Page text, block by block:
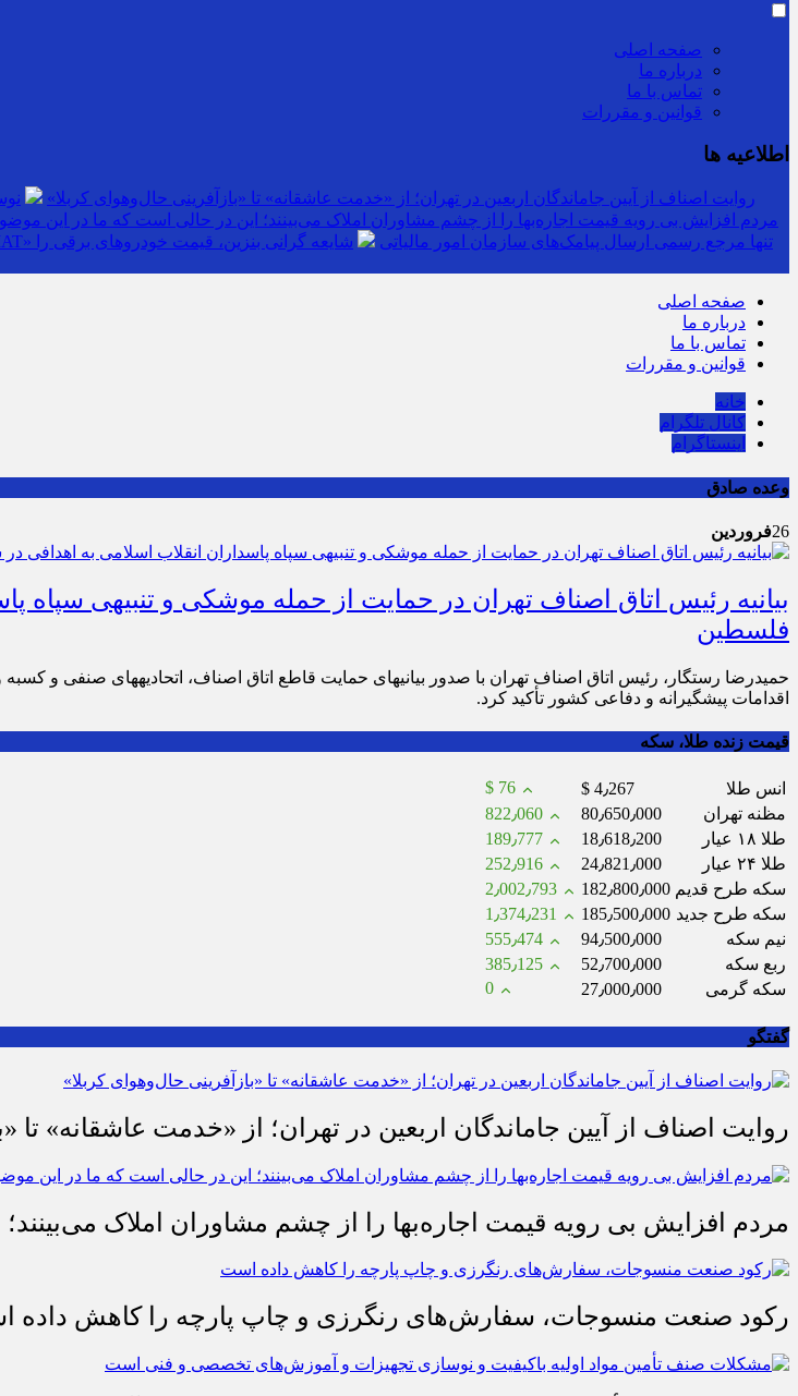
صفحه اصلی
درباره ما
تماس با ما
قوانین و مقررات
اطلاعیه ها
روایت اصناف از آیین جاماندگان اربعین در تهران؛ از «خدمت عاشقانه» تا «بازآفرینی حال‌وهوای کربلا»
مردم افزایش بی رویه قیمت اجاره‌بها را از چشم مشاوران املاک می‌بینند؛ این در حالی است که ما در این
سرشماره «MALIAT» تنها مرجع رسمی ارسال پیامک‌های سازمان امور مالیاتی
شایعه گرانی بنزین، قیمت خودروهای برقی را
صفحه اصلی
درباره ما
تماس با ما
قوانین و مقررات
خانه
کانال تلگرام
اینستاگرام
وعده صادق
26فروردین
بیانیه رئیس اتاق اصناف تهران در حمایت از حمله موشکی و تنبیهی سپاه
فلسطین
حمیدرضا رستگار، رئیس اتاق اصناف تهران با صدور بیانیهای حمایت قاطع اتاق اصناف، اتحادیههای صنفی و کسبه
اقدامات پیشگیرانه و دفاعی کشور تأکید کرد.
قیمت زنده طلا، سکه
انس طلا $ 4٫267
$ 76
مظنه تهران
80٫650٫000
822٫060
طلا ۱۸ عیار
18٫618٫200
189٫777
طلا ۲۴ عیار
24٫821٫000
252٫916
سکه طرح قدیم 182٫800٫000
2٫002٫793
سکه طرح جدید 185٫500٫000
1٫374٫231
نیم سکه
94٫500٫000
555٫474
ربع سکه
52٫700٫000
385٫125
سکه گرمی
27٫000٫000 0
گفتگو
روایت اصناف از آیین جاماندگان اربعین در تهران؛ از «خدمت عاشقانه» تا
مردم افزایش بی رویه قیمت اجاره‌بها را از چشم مشاوران املاک
رکود صنعت منسوجات، سفارش‌های رنگرزی و چاپ پارچه را کاهش داده